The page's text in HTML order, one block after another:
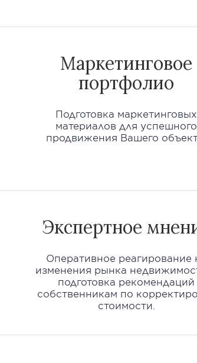
Маркетинговое
портфолио
Подготовка маркетинговых
материалов для успешного
продвижения Вашего
Экспертное
Оперативное реагирование
изменения рынка
подготовка рекомендаций
собственникам по
стоимости.